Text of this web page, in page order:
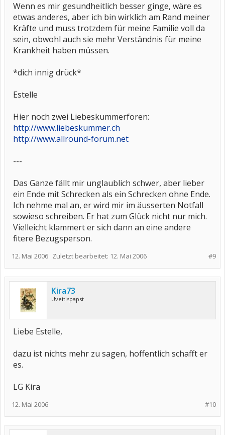
Wenn es mir gesundheitlich besser ginge, wäre es
etwas anderes, aber ich bin wirklich am Rand meiner
Kräfte und muss trotzdem für meine Familie voll da
sein, obwohl auch sie mehr Verständnis für meine
Krankheit haben müssen.
*dich innig drück*
Estelle
Hier noch zwei Liebeskummerforen:
http://www.liebeskummer.ch
http://www.allround-forum.net
---
Das Ganze fällt mir unglaublich schwer, aber lieber
ein Ende mit Schrecken als ein Schrecken ohne Ende.
Ich nehme mal an, er wird mir im äusserten Notfall
sowieso schreiben. Er hat zum Glück nicht nur mich.
Vielleicht klammert er sich dann an eine andere
fitere Bezugsperson.
#9
12. Mai 2006 Zuletzt bearbeitet: 12. Mai 2006
Kira73
Uveitispapst
Liebe Estelle,
dazu ist nichts mehr zu sagen, hoffentlich schafft er
es.
LG Kira
#10
12. Mai 2006